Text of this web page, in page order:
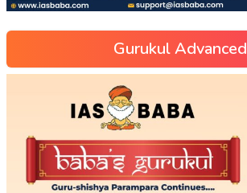
Gurukul Advanced